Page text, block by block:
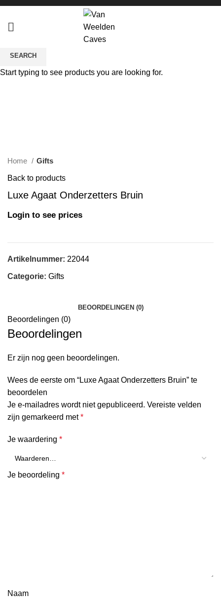
Home Gifts
Back to products
Luxe Agaat Onderzetters Bruin
Login to see prices
Artikelnummer: 22044
Categorie: Gifts
BEOORDELINGEN (0)
Beoordelingen (0)
Beoordelingen
Er zijn nog geen beoordelingen.
Wees de eerste om “Luxe Agaat Onderzetters Bruin” te
beoordelen
Je e-mailadres wordt niet gepubliceerd. Vereiste velden
zijn gemarkeerd met*
Je waardering *
Je beoordeling *
Naam
SEARCH
Start typing to see products you are looking for.